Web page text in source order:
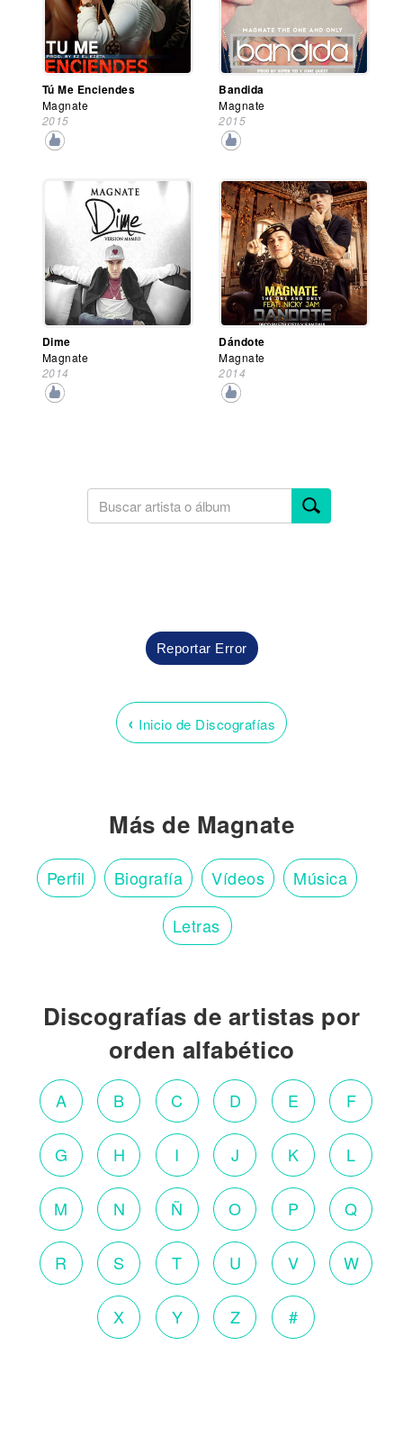
Tú Me Enciendes
Magnate
2015
Bandida
Magnate
2015
Dime
Magnate
2014
Dándote
Magnate
2014
Reportar Error
‹ Inicio de Discografías
Más de Magnate
Perfil Biografía Vídeos Música
Letras
Discografías de artistas por
orden alfabético
A B C D E F
G H I J K L
M N Ñ O P Q
R S T U V W
X Y Z #